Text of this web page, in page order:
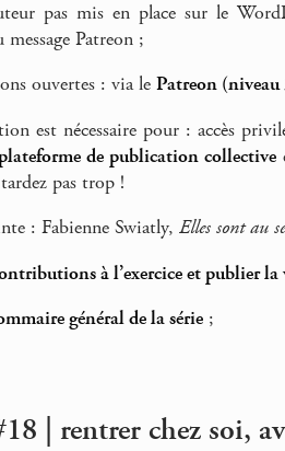
pas mis en place sur le
message Patreon ;
ouvertes : via le Patreon
est nécessaire pour : accès
de publication collective
pas trop !
: Fabienne Swiatly, Elles sont au
à l’exercice et publier la
général de la série ;
| rentrer chez soi,